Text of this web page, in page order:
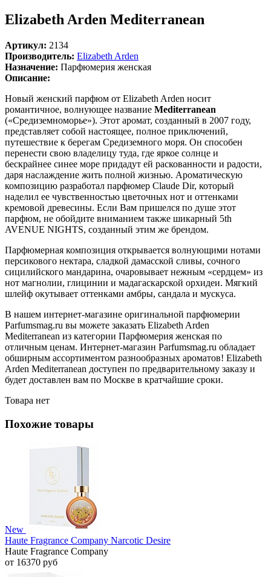
Elizabeth Arden Mediterranean
Артикул: 2134
Производитель: Elizabeth Arden
Назначение: Парфюмерия женская
Описание:
Новый женский парфюм от Elizabeth Arden носит
романтичное, волнующее название Mediterranean
(«Средиземноморье»). Этот аромат, созданный в 2007 году,
представляет собой настоящее, полное приключений,
путешествие к берегам Средиземного моря. Он способен
перенести свою владелицу туда, где яркое солнце и
бескрайнее синее море придадут ей раскованности и радости,
даря наслаждение жить полной жизнью. Ароматическую
композицию разработал парфюмер Claude Dir, который
наделил ее чувственностью цветочных нот и оттенками
кремовой древесины. Если Вам пришелся по душе этот
парфюм, не обойдите вниманием также шикарный 5th
AVENUE NIGHTS, созданный этим же брендом.
Парфюмерная композиция открывается волнующими нотами
персикового нектара, сладкой дамасской сливы, сочного
сицилийского мандарина, очаровывает нежным «сердцем» из
нот магнолии, глицинии и мадагаскарской орхидеи. Мягкий
шлейф окутывает оттенками амбры, сандала и мускуса.
В нашем интернет-магазине оригинальной парфюмерии
Parfumsmag.ru вы можете заказать Elizabeth Arden
Mediterranean из категории Парфюмерия женская по
отличным ценам. Интернет-магазин Parfumsmag.ru обладает
обширным ассортиментом разнообразных ароматов! Elizabeth
Arden Mediterranean доступен по предварительному заказу и
будет доставлен вам по Москве в кратчайшие сроки.
Товара нет
Похожие товары
New
Haute Fragrance Company Narcotic Desire
Haute Fragrance Company
от 16370 руб